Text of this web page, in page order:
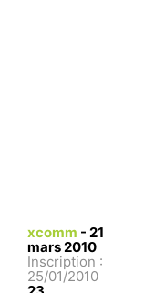
xcomm - 21
mars 2010
Inscription :
25/01/2010